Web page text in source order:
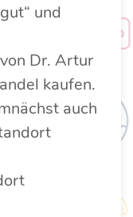
und
Dr. Artur
kaufen.
auch